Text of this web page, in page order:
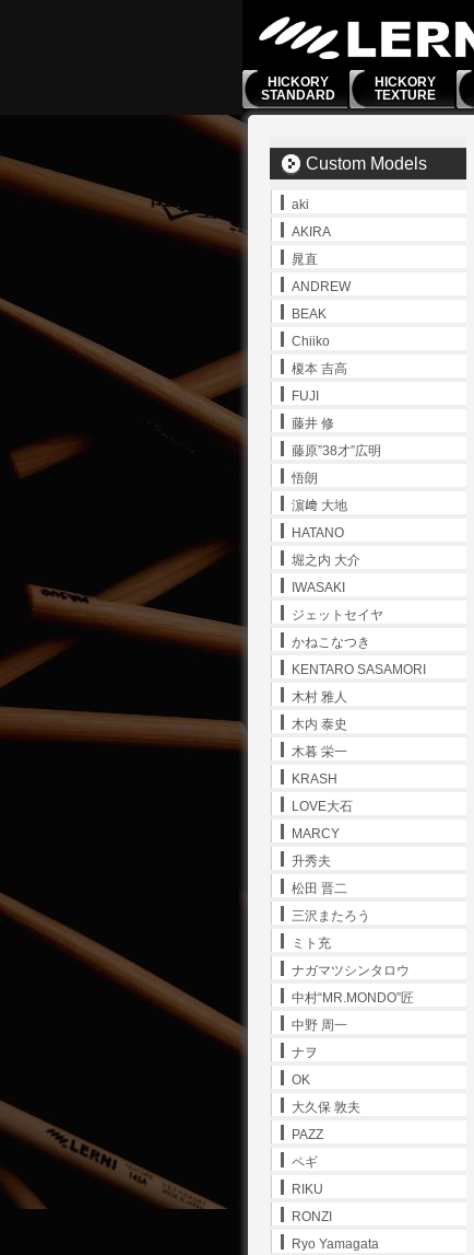
HICKORY
STANDARD
HICKORY
TEXTURE
Custom Models
aki
AKIRA
晁直
ANDREW
BEAK
Chiiko
榎本 吉高
FUJI
藤井 修
藤原”38才”広明
悟朗
濵﨑 大地
HATANO
堀之内 大介
IWASAKI
ジェットセイヤ
かねこなつき
KENTARO SASAMORI
木村 雅人
木内 泰史
木暮 栄一
KRASH
LOVE大石
MARCY
升秀夫
松田 晋二
三沢またろう
ミト充
ナガマツシンタロウ
中村“MR.MONDO”匠
中野 周一
ナヲ
OK
大久保 敦夫
PAZZ
ペギ
RIKU
RONZI
Ryo Yamagata